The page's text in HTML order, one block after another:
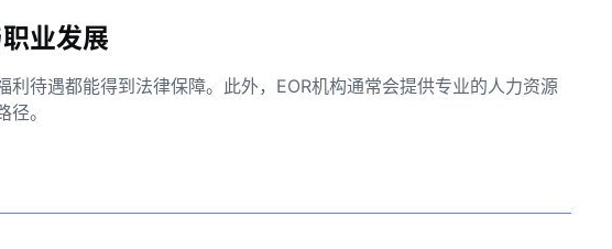
业发展
利待遇都能得到法律保障。此外，EOR机构通常会提供专业的人力资源
。